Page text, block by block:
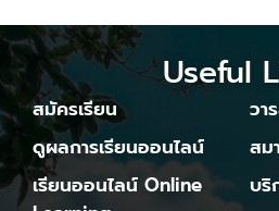
Useful
สมัครเรียน
ดูผลการเรียนออนไลน์
เรียนออนไลน์ Online
วา
สม
บริ